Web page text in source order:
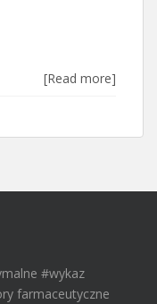
[Read more]
#wykaz
farmaceutyczne